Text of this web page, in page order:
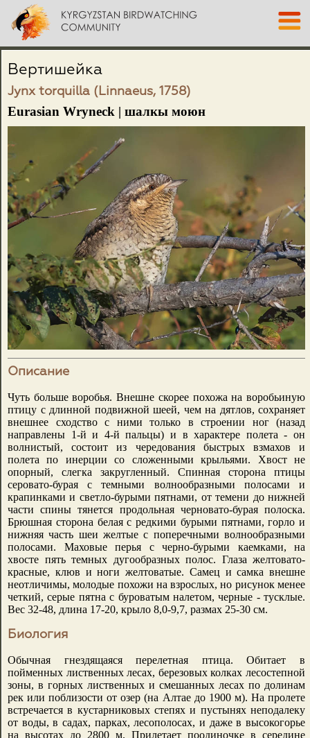
Вертишейка
Jynx torquilla (Linnaeus, 1758)
Eurasian Wryneck | шалкы моюн
Описание
Чуть больше воробья. Внешне скорее похожа на воробьиную
птицу с длинной подвижной шеей, чем на дятлов, сохраняет
внешнее сходство с ними только в строении ног (назад
направлены 1-й и 4-й пальцы) и в характере полета - он
волнистый, состоит из чередования быстрых взмахов и
полета по инерции со сложенными крыльями. Хвост не
опорный, слегка закругленный. Спинная сторона птицы
серовато-бурая с темными волнообразными полосами и
крапинками и светло-бурыми пятнами, от темени до нижней
части спины тянется продольная черновато-бурая полоска.
Брюшная сторона белая с редкими бурыми пятнами, горло и
нижняя часть шеи желтые с поперечными волнообразными
полосами. Маховые перья с черно-бурыми каемками, на
хвосте пять темных дугообразных полос. Глаза желтовато-
красные, клюв и ноги желтоватые. Самец и самка внешне
неотличимы, молодые похожи на взрослых, но рисунок менее
четкий, серые пятна с буроватым налетом, черные - тусклые.
Вес 32-48, длина 17-20, крыло 8,0-9,7, размах 25-30 см.
Биология
Обычная гнездящаяся перелетная птица. Обитает в
пойменных лиственных лесах, березовых колках лесостепной
зоны, в горных лиственных и смешанных лесах по долинам
рек или поблизости от озер (на Алтае до 1900 м). На пролете
встречается в кустарниковых степях и пустынях неподалеку
от воды, в садах, парках, лесополосах, и даже в высокогорье
на высотах до 2800 м. Прилетает поодиночке в середине